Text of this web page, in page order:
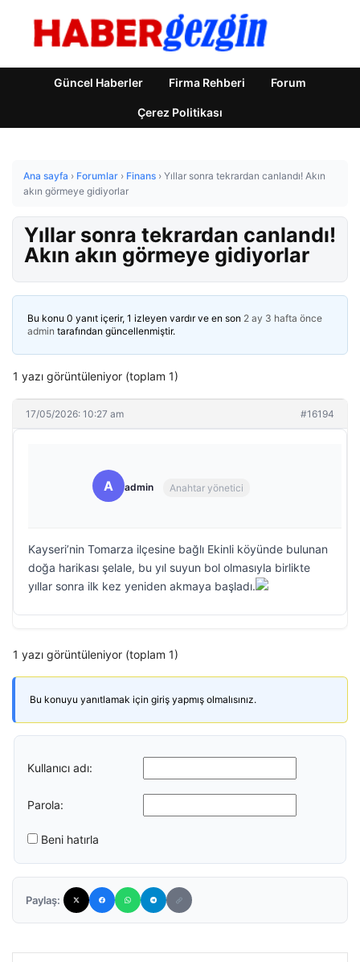
Güncel Haberler Firma Rehberi Forum
Çerez Politikası
Ana sayfa › Forumlar › Finans › Yıllar sonra tekrardan canlandı! Akın
akın görmeye gidiyorlar
Yıllar sonra tekrardan canlandı!
Akın akın görmeye gidiyorlar
Bu konu 0 yanıt içerir, 1 izleyen vardır ve en son 2 ay 3 hafta önce
admin tarafından güncellenmiştir.
1 yazı görüntüleniyor (toplam 1)
17/05/2026: 10:27 am #16194
A admin Anahtar yönetici
Kayseri’nin Tomarza ilçesine bağlı Ekinli köyünde bulunan
doğa harikası şelale, bu yıl suyun bol olmasıyla birlikte
yıllar sonra ilk kez yeniden akmaya başladı.
1 yazı görüntüleniyor (toplam 1)
Bu konuyu yanıtlamak için giriş yapmış olmalısınız.
Kullanıcı adı:
Parola:
Beni hatırla
Paylaş: